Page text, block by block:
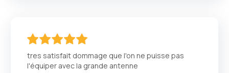
tres satisfait dommage que l'on ne puisse pas
l'équiper avec la grande antenne